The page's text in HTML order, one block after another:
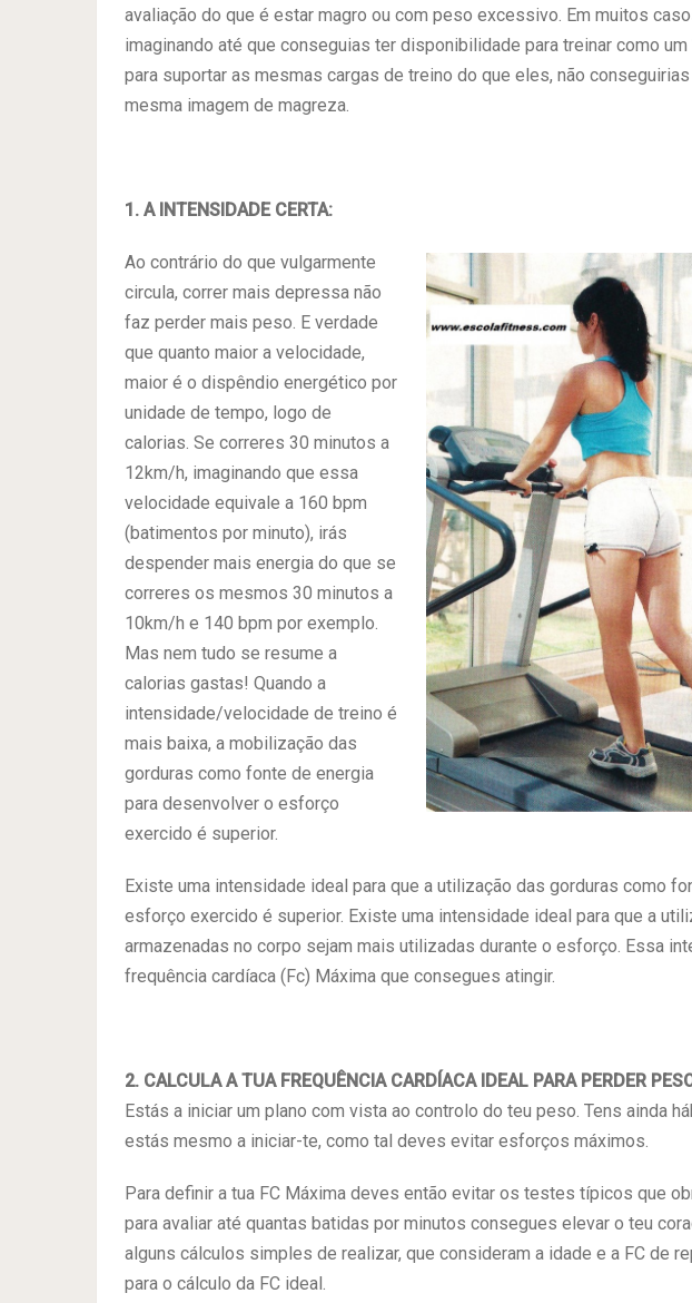
avaliação do que é estar magro ou com peso excessivo. Em muitos
imaginando até que conseguias ter disponibilidade para treinar como
para suportar as mesmas cargas de treino do que eles, não
mesma imagem de magreza.
1. A INTENSIDADE CERTA:
Ao contrário do que vulgarmente
circula, correr mais depressa não
faz perder mais peso. E verdade
que quanto maior a velocidade,
maior é o dispêndio energético por
unidade de tempo, logo de
calorias. Se correres 30 minutos a
12km/h, imaginando que essa
velocidade equivale a 160 bpm
(batimentos por minuto), irás
despender mais energia do que se
correres os mesmos 30 minutos a
10km/h e 140 bpm por exemplo.
Mas nem tudo se resume a
calorias gastas! Quando a
intensidade/velocidade de treino é
mais baixa, a mobilização das
gorduras como fonte de energia
para desenvolver o esforço
exercido é superior.
Existe uma intensidade ideal para que a utilização das gorduras como
esforço exercido é superior. Existe uma intensidade ideal para que a
armazenadas no corpo sejam mais utilizadas durante o esforço. Essa
frequência cardíaca (Fc) Máxima que consegues atingir.
2. CALCULA A TUA FREQUÊNCIA CARDÍACA IDEAL PARA PERDER
Estás a iniciar um plano com vista ao controlo do teu peso. Tens ainda
estás mesmo a iniciar-te, como tal deves evitar esforços máximos.
Para definir a tua FC Máxima deves então evitar os testes típicos que
para avaliar até quantas batidas por minutos consegues elevar o teu
alguns cálculos simples de realizar, que consideram a idade e a FC de
para o cálculo da FC ideal.